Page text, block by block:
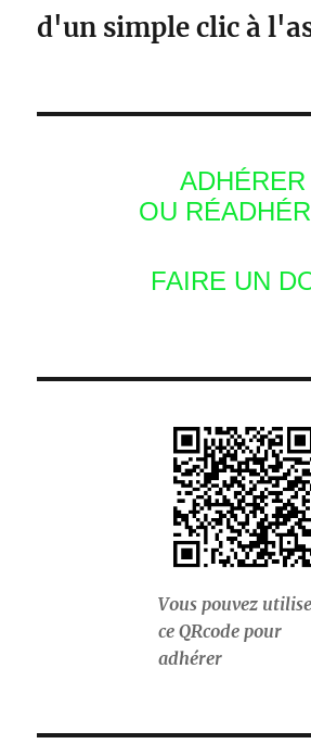
d'un simple clic à
ADHÉRER
OU
FAIRE UN
Vous pouvez
ce QRcode pour
adhérer